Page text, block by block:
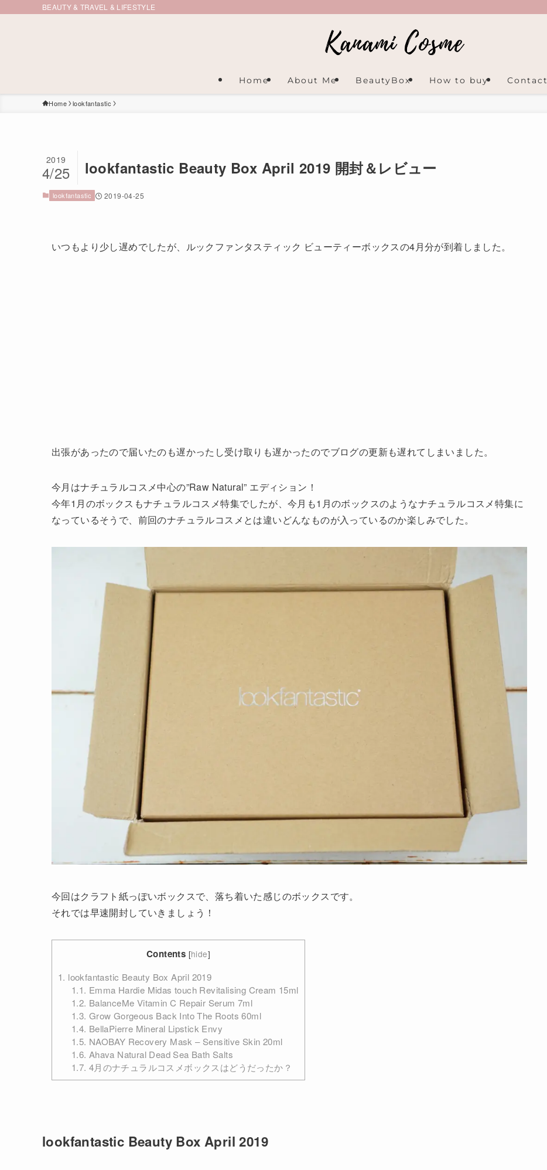
BEAUTY & TRAVEL & LIFESTYLE
Home About Me BeautyBox How to buy Contact
Home lookfantastic
lookfantastic Beauty Box April 2019 開封＆レビュー
2019
4/25
lookfantastic 2019-04-25
いつもより少し遅めでしたが、ルックファンタスティック ビューティーボックスの4月分が到着しました。
出張があったので届いたのも遅かったし受け取りも遅かったのでブログの更新も遅れてしまいました。
今月はナチュラルコスメ中心の”Raw Natural” エディション！
今年1月のボックスもナチュラルコスメ特集でしたが、今月も1月のボックスのようなナチュラルコスメ特集に
なっているそうで、前回のナチュラルコスメとは違いどんなものが入っているのか楽しみでした。
今回はクラフト紙っぽいボックスで、落ち着いた感じのボックスです。
それでは早速開封していきましょう！
Contents [hide]
1. lookfantastic Beauty Box April 2019
1.1. Emma Hardie Midas touch Revitalising Cream 15ml
1.2. BalanceMe Vitamin C Repair Serum 7ml
1.3. Grow Gorgeous Back Into The Roots 60ml
1.4. BellaPierre Mineral Lipstick Envy
1.5. NAOBAY Recovery Mask – Sensitive Skin 20ml
1.6. Ahava Natural Dead Sea Bath Salts
1.7. 4月のナチュラルコスメボックスはどうだったか？
lookfantastic Beauty Box April 2019